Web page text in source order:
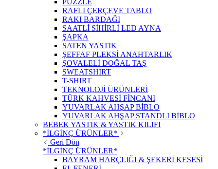
PUZZLE
RAFLI ÇERÇEVE TABLO
RAKI BARDAĞI
SAATLİ SİHİRLİ LED AYNA
ŞAPKA
SATEN YASTIK
ŞEFFAF PLEKSİ ANAHTARLIK
ŞOVALELİ DOĞAL TAŞ
SWEATSHIRT
T-SHIRT
TEKNOLOJİ ÜRÜNLERİ
TÜRK KAHVESİ FİNCANI
YUVARLAK AHŞAP BİBLO
YUVARLAK AHŞAP STANDLI BİBLO
BEBEK YASTIK & YASTIK KILIFI
*İLGİNÇ ÜRÜNLER*
Geri Dön
*İLGİNÇ ÜRÜNLER*
BAYRAM HARÇLIĞI & ŞEKERİ KESESİ